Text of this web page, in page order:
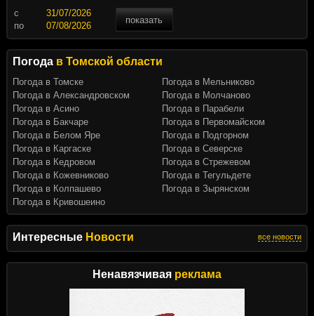
Интересные Новости все новости
Ненавязчивая реклама
c
показать
по
Погода в Томской области
Погода в Томске
Погода в Александровском
Погода в Асино
Погода в Бакчаре
Погода в Белом Яре
Погода в Каргаске
Погода в Кедровом
Погода в Кожевниково
Погода в Колпашево
Погода в Кривошеино
Погода в Мельниково
Погода в Молчаново
Погода в Парабели
Погода в Первомайском
Погода в Подгорном
Погода в Северске
Погода в Стрежевом
Погода в Тегульдете
Погода в Зырянском